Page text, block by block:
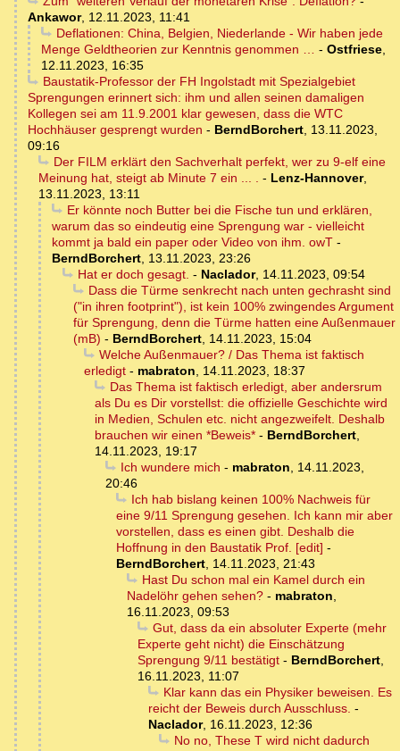
Ankawor, 12.11.2023, 11:41
Deflationen: China, Belgien, Niederlande - Wir haben jede
Menge Geldtheorien zur Kenntnis genommen … - Ostfriese,
12.11.2023, 16:35
Baustatik-Professor der FH Ingolstadt mit Spezialgebiet
Sprengungen erinnert sich: ihm und allen seinen damaligen
Kollegen sei am 11.9.2001 klar gewesen, dass die WTC
Hochhäuser gesprengt wurden - BerndBorchert, 13.11.2023,
09:16
Der FILM erklärt den Sachverhalt perfekt, wer zu 9-elf eine
Meinung hat, steigt ab Minute 7 ein ... . - Lenz-Hannover,
13.11.2023, 13:11
Er könnte noch Butter bei die Fische tun und erklären,
warum das so eindeutig eine Sprengung war - vielleicht
kommt ja bald ein paper oder Video von ihm. owT -
BerndBorchert, 13.11.2023, 23:26
Hat er doch gesagt. - Naclador, 14.11.2023, 09:54
Dass die Türme senkrecht nach unten gechrasht sind
("in ihren footprint"), ist kein 100% zwingendes Argument
für Sprengung, denn die Türme hatten eine Außenmauer
(mB) - BerndBorchert, 14.11.2023, 15:04
Welche Außenmauer? / Das Thema ist faktisch
erledigt - mabraton, 14.11.2023, 18:37
Das Thema ist faktisch erledigt, aber andersrum
als Du es Dir vorstellst: die offizielle Geschichte wird
in Medien, Schulen etc. nicht angezweifelt. Deshalb
brauchen wir einen *Beweis* - BerndBorchert,
14.11.2023, 19:17
Ich wundere mich - mabraton, 14.11.2023,
20:46
Ich hab bislang keinen 100% Nachweis für
eine 9/11 Sprengung gesehen. Ich kann mir aber
vorstellen, dass es einen gibt. Deshalb die
Hoffnung in den Baustatik Prof. [edit] -
BerndBorchert, 14.11.2023, 21:43
Hast Du schon mal ein Kamel durch ein
Nadelöhr gehen sehen? - mabraton,
16.11.2023, 09:53
Gut, dass da ein absoluter Experte (mehr
Experte geht nicht) die Einschätzung
Sprengung 9/11 bestätigt - BerndBorchert,
16.11.2023, 11:07
Klar kann das ein Physiker beweisen. Es
reicht der Beweis durch Ausschluss. -
Naclador, 16.11.2023, 12:36
No no, These T wird nicht dadurch